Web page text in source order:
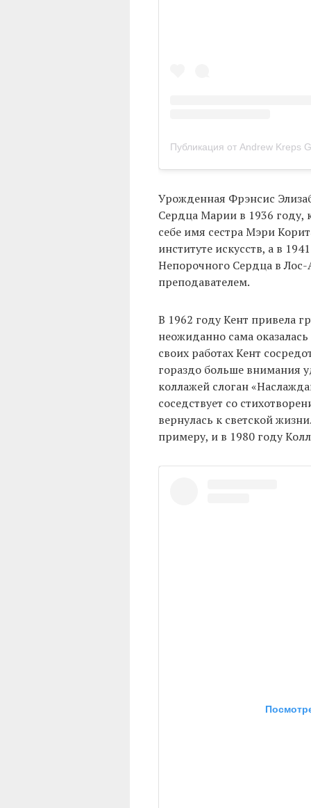
Публикация от Andrew Kreps
Урожденная Фрэнсис
Сердца Марии в 1936 году,
себе имя сестра Мэри
институте искусств, а в
Непорочного Сердца в Лос-
преподавателем.
В 1962 году Кент привела
неожиданно сама
своих работах Кент
гораздо больше внимания
коллажей слоган
соседствует со
вернулась к светской
примеру, и в 1980 году